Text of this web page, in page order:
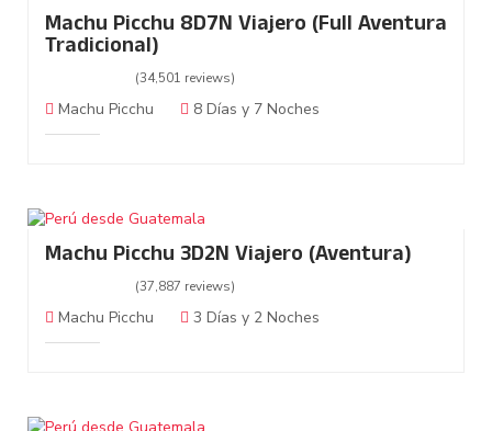
Machu Picchu 8D7N Viajero (Full Aventura
Tradicional)
(34,501 reviews)
Machu Picchu 8 Días y 7 Noches
Machu Picchu 3D2N Viajero (Aventura)
(37,887 reviews)
Machu Picchu 3 Días y 2 Noches